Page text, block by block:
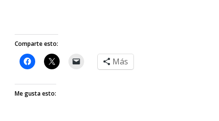
Comparte esto:
Más
Me gusta esto: